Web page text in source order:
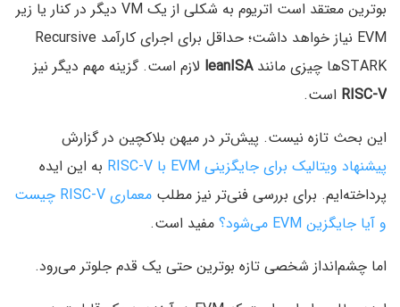
بوترین معتقد است اتریوم به شکلی از یک VM دیگر در کنار یا زیر
EVM نیاز خواهد داشت؛ حداقل برای اجرای کارآمد Recursive
STARKها چیزی مانند
leanISA لازم است. گزینه مهم دیگر نیز
RISC-V است.
این بحث تازه نیست. پیش‌تر در میهن بلاکچین در گزارش
پیشنهاد ویتالیک برای جایگزینی EVM با RISC-V
به این ایده
پرداخته‌ایم. برای بررسی فنی‌تر نیز مطلب
معماری RISC-V چیست
و آیا جایگزین EVM می‌شود؟
مفید است.
اما چشم‌انداز شخصی تازه بوترین حتی یک قدم جلوتر می‌رود.